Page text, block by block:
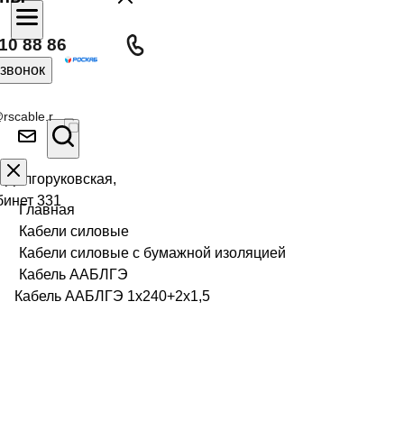
88 86
331
Главная
Кабели силовые
Кабели силовые с бумажной изоляцией
Кабель ААБЛГЭ
Кабель ААБЛГЭ 1х240+2х1,5